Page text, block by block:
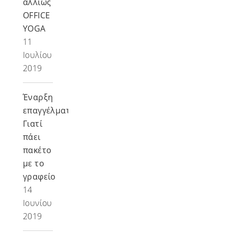
OFFICE
YOGA
11
Ιουλίου
2019
Έναρξη
επαγγέλματος:
Γιατί
πάει
πακέτο
με το
γραφείο
14
Ιουνίου
2019